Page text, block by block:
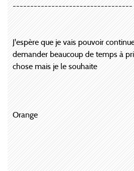
----------------------------------
J'espère que je vais pouvoir
demander beaucoup de temps à
chose mais je le souhaite
Orange